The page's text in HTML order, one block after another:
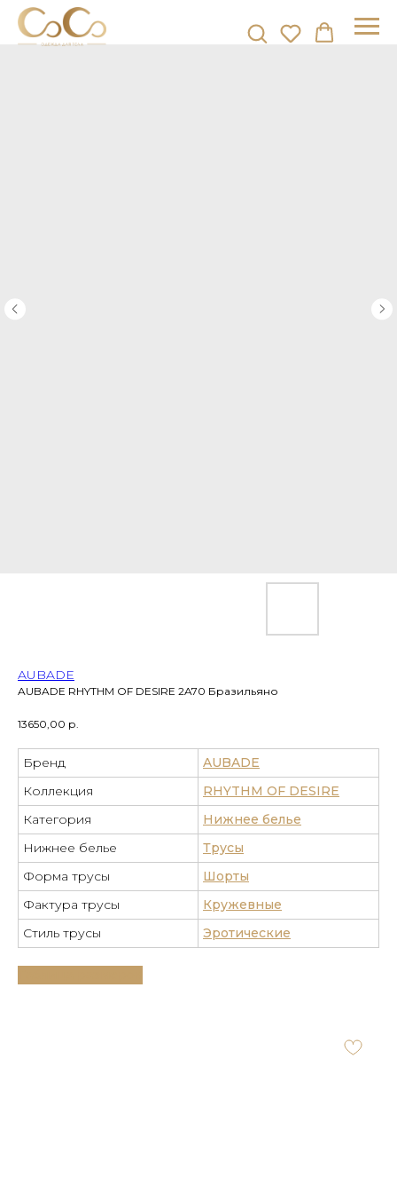
AUBADE RHYTHM OF DESIRE 2A70 Бразильяно
AUBADE
13650,00 р.
Бренд
AUBADE
Коллекция
RHYTHM OF DESIRE
Категория
Нижнее белье
Нижнее белье
Трусы
Форма трусы
Шорты
Фактура трусы
Кружевные
Стиль трусы
Эротические